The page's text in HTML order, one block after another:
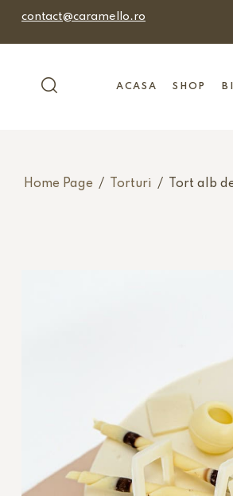
contact@caramello.ro
ACASA SHOP
Home Page / Torturi / Tort alb